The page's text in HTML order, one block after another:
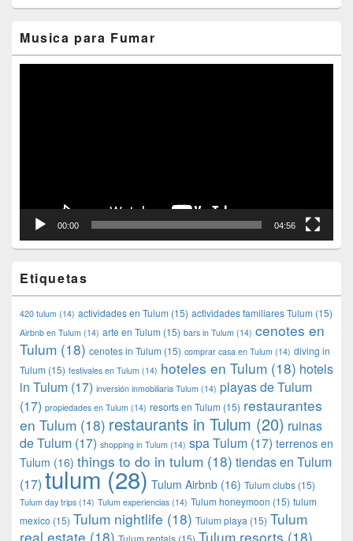
Musica para Fumar
00:00 04:56
Etiquetas
420 tulum (14) actividades en Tulum (15) actividades familiares Tulum (15)
Airbnb en Tulum (14) arte en Tulum (15) bars in Tulum (14) cenotes en
Tulum (18) cenotes in Tulum (15) comprar casa en Tulum (14) diving in
Tulum (15) festivales en Tulum (14) hoteles en Tulum (18) hotels
in Tulum (17) inversión inmobiliaria Tulum (14) playas de Tulum
(17) propiedades en Tulum (14) resorts en Tulum (15) restaurantes
en Tulum (18) restaurants in Tulum (20) ruinas
de Tulum (17) shopping in Tulum (14) spa Tulum (17) terrenos en
Tulum (16) things to do in tulum (18) tiendas en Tulum
(17) tulum(28) Tulum Airbnb (16) Tulum clubs (15)
Tulum day trips (14) Tulum experiencias (14) Tulum honeymoon (15) tulum
mexico (15) Tulum nightlife (18) Tulum playa (15) Tulum
real estate (18) Tulum rentals (15) Tulum resorts (18)